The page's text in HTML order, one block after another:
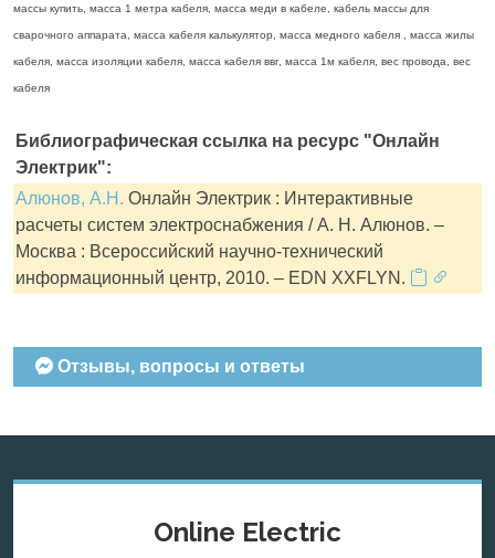
массы купить, масса 1 метра кабеля, масса меди в кабеле, кабель массы для
сварочного аппарата, масса кабеля калькулятор, масса медного кабеля , масса жилы
кабеля, масса изоляции кабеля, масса кабеля ввг, масса 1м кабеля, вес провода, вес
кабеля
Библиографическая ссылка на ресурс "Онлайн
Электрик":
Алюнов, А.Н. Онлайн Электрик : Интерактивные
расчеты систем электроснабжения / А. Н. Алюнов. –
Москва : Всероссийский научно-технический
информационный центр, 2010. – EDN XXFLYN.
Отзывы, вопросы и ответы
Online Electric